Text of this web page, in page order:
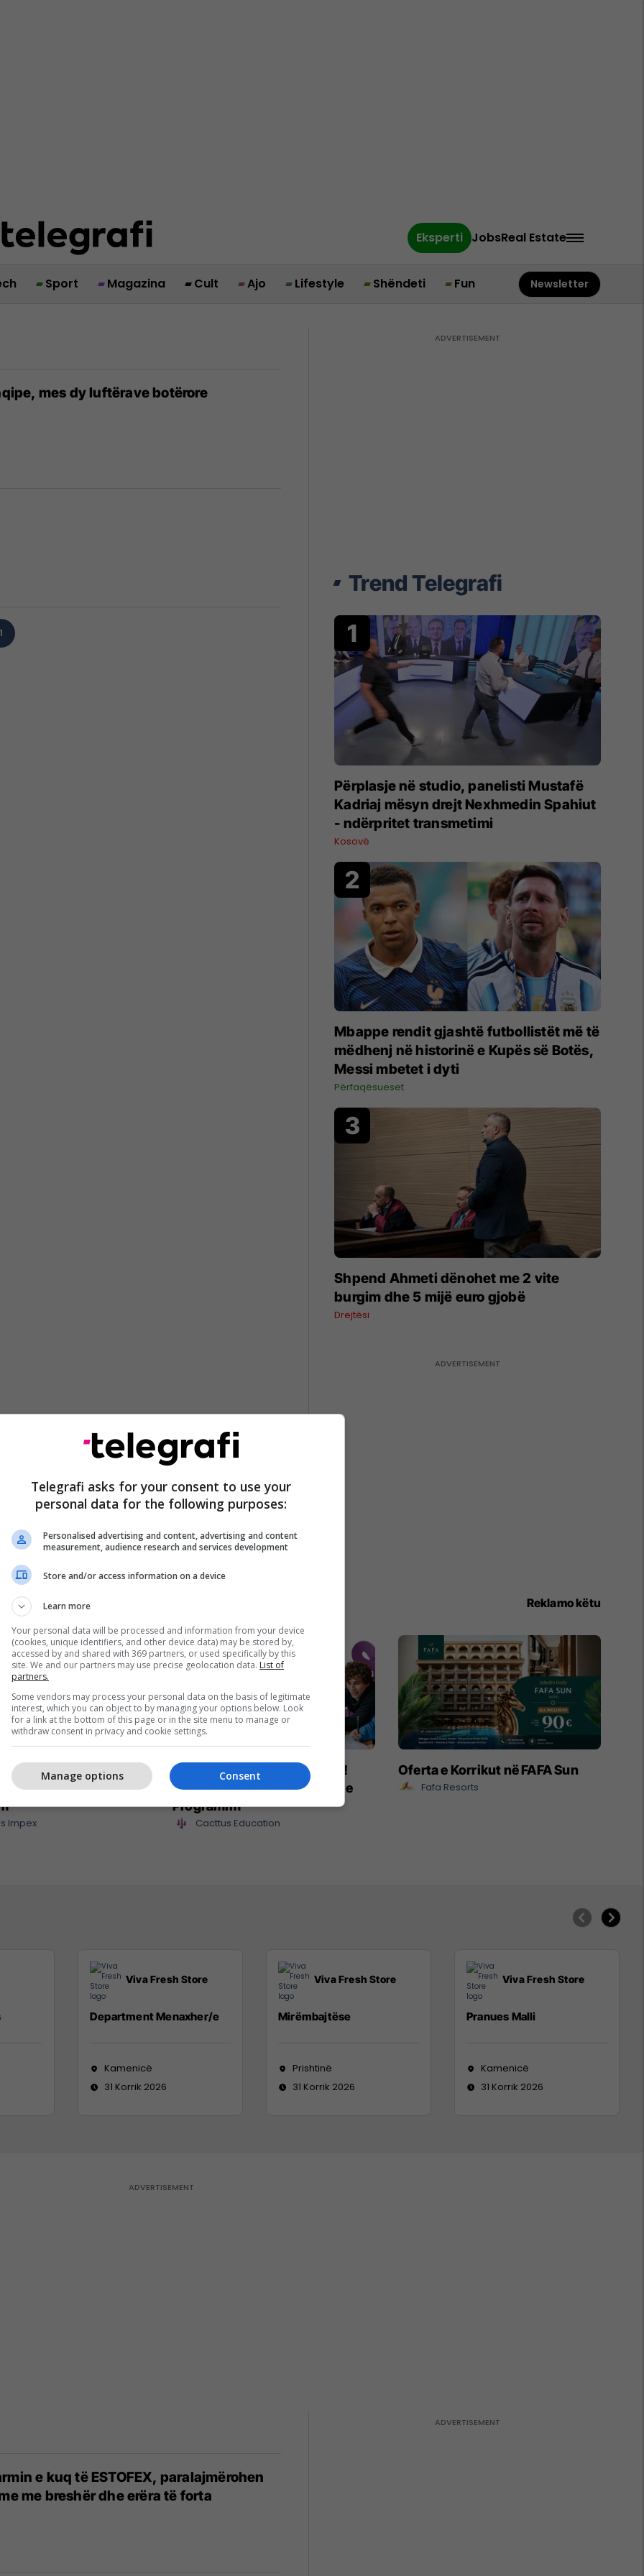
Eksperti JobsReal Estate
Sport Magazina Cult Ajo Lifestyle Shëndeti Fun Newsletter
mes dy luftërave botërore
1
Trend Telegrafi
Përplasje në studio, panelisti Mustafë
Kadriaj mësyn drejt Nexhmedin Spahiut
- ndërpritet transmetimi
Kosovë
Mbappe rendit gjashtë futbollistët më të
mëdhenj në historinë e Kupës së Botës,
Messi mbetet i dyti
Përfaqësueset
Shpend Ahmeti dënohet me 2 vite
burgim dhe 5 mijë euro gjobë
Drejtësi
Reklamo këtu
sjell në treg
të reja për çdo shije
Impex
Maturant, puno nga shtëpia!
Studio Siguri Kibernetike ose
Programim
Cacttus Education
Oferta e Korrikut në FAFA Sun
Fafa Resorts
Viva Fresh Store
Department Menaxher/e
Kamenicë
31 Korrik 2026
Viva Fresh Store
Mirëmbajtëse
Prishtinë
31 Korrik 2026
Viva Fresh Store
Pranues Malli
Kamenicë
31 Korrik 2026
e kuq të ESTOFEX, paralajmërohen
me breshër dhe erëra të forta
Telegrafi asks for your consent to use your
personal data for the following purposes:
Personalised advertising and content, advertising and content
measurement, audience research and services development
Store and/or access information on a device
Learn more
Your personal data will be processed and information from your device
(cookies, unique identifiers, and other device data) may be stored by,
accessed by and shared with 369 partners, or used specifically by this
site. We and our partners may use precise geolocation data. List of
partners.
Some vendors may process your personal data on the basis of legitimate
interest, which you can object to by managing your options below. Look
for a link at the bottom of this page or in the site menu to manage or
withdraw consent in privacy and cookie settings.
Consent
Manage options